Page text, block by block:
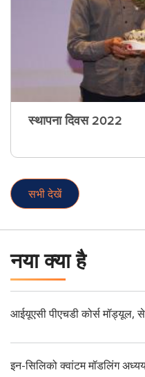
स्थापना दिवस 2022
सभी देखें
नया क्या है
आईयूएसी पीएचडी कोर्स
इन-सिलिको क्वांटम मॉडलिंग